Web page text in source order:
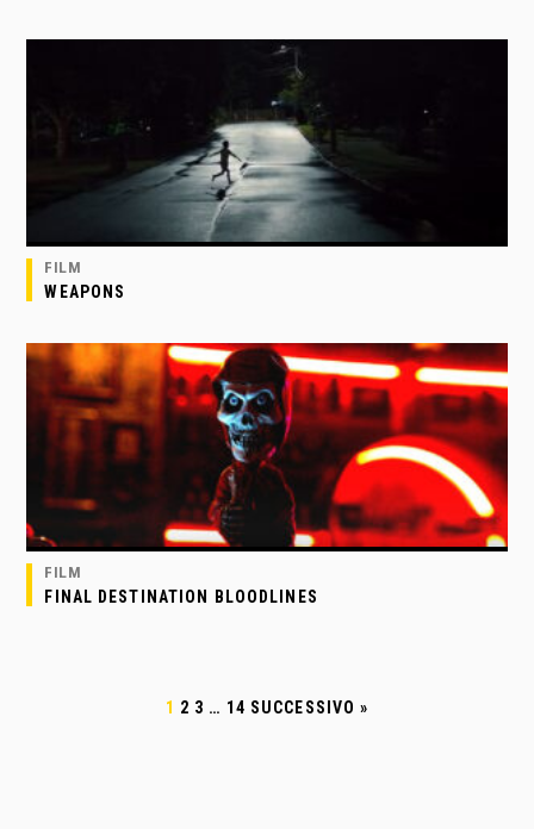
FILM
WEAPONS
FILM
FINAL DESTINATION BLOODLINES
1 2 3 … 14 SUCCESSIVO »